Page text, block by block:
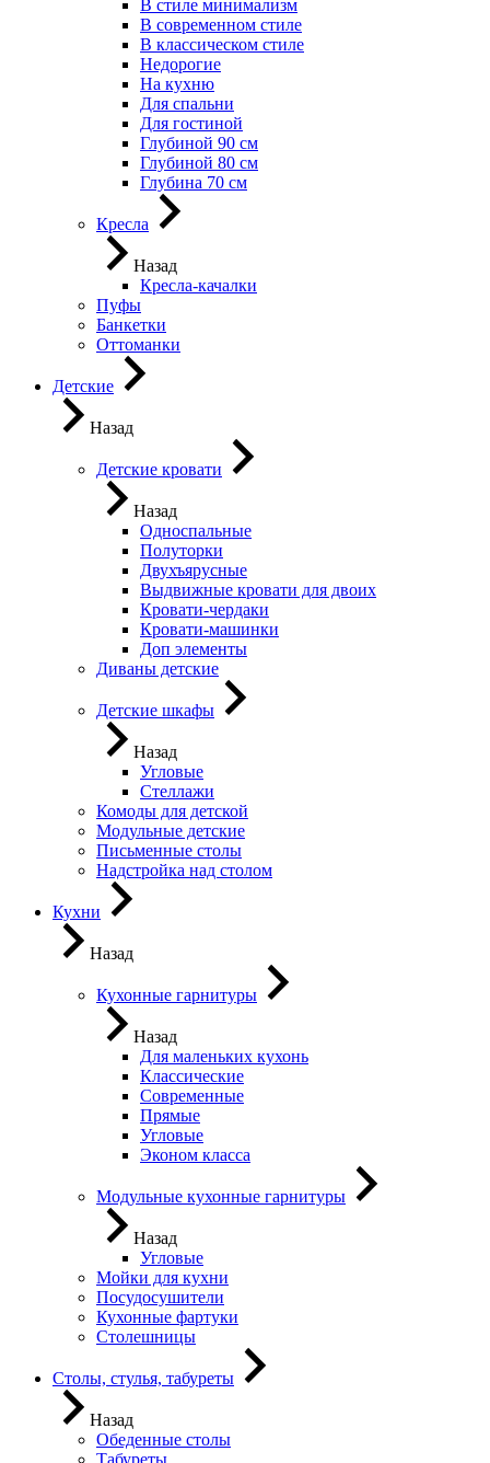
В стиле минимализм
В современном стиле
В классическом стиле
Недорогие
На кухню
Для спальни
Для гостиной
Глубиной 90 см
Глубиной 80 см
Глубина 70 см
Кресла
Назад
Кресла-качалки
Пуфы
Банкетки
Оттоманки
Детские
Назад
Детские кровати
Назад
Односпальные
Полуторки
Двухъярусные
Выдвижные кровати для двоих
Кровати-чердаки
Кровати-машинки
Доп элементы
Диваны детские
Детские шкафы
Назад
Угловые
Стеллажи
Комоды для детской
Модульные детские
Письменные столы
Надстройка над столом
Кухни
Назад
Кухонные гарнитуры
Назад
Для маленьких кухонь
Классические
Современные
Прямые
Угловые
Эконом класса
Модульные кухонные гарнитуры
Назад
Угловые
Мойки для кухни
Посудосушители
Кухонные фартуки
Столешницы
Столы, стулья, табуреты
Назад
Обеденные столы
Табуреты